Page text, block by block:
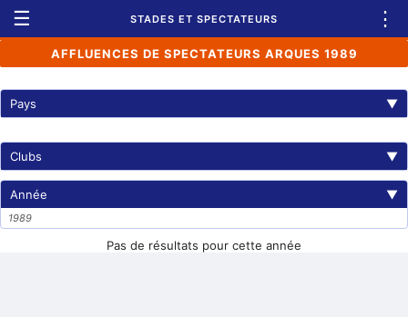
☰ STADES ET SPECTATEURS ⋮
AFFLUENCES DE SPECTATEURS ARQUES 1989
Pays ▼
Clubs ▼
Année ▼
1989
Pas de résultats pour cette année